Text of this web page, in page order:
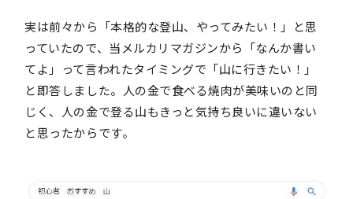
実は前々から「本格的な登山、やってみたい！」と思
っていたので、当メルカリマガジンから「なんか書い
てよ」って言われたタイミングで「山に行きたい！」
と即答しました。人の金で食べる焼肉が美味いのと同
じく、人の金で登る山もきっと気持ち良いに違いない
と思ったからです。